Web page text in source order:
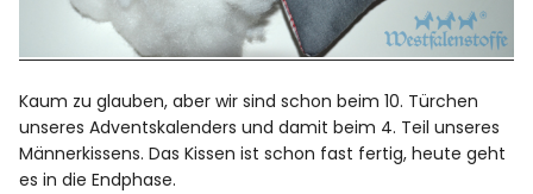
Kaum zu glauben, aber wir sind schon beim 10. Türchen
unseres Adventskalenders und damit beim 4. Teil unseres
Männerkissens. Das Kissen ist schon fast fertig, heute geht
es in die Endphase.